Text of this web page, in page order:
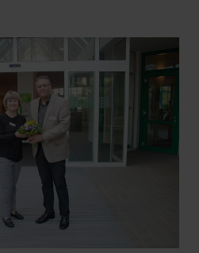
Maßnahmen nicht
wir modernste
an:
(TVT) zur
der Harnröhre.